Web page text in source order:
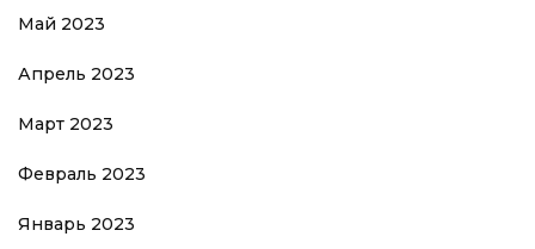
Май 2023
Апрель 2023
Март 2023
Февраль 2023
Январь 2023